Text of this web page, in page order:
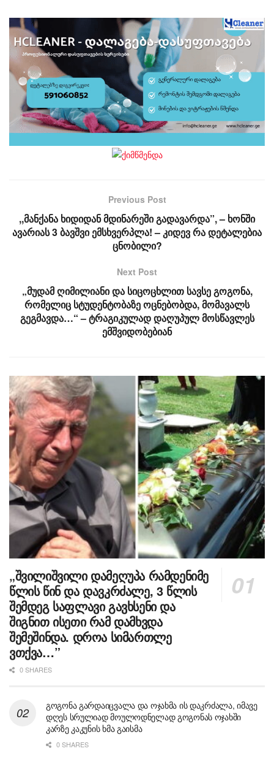
Previous Post
,,მანქანა ხიდიდან მდინარეში გადავარდა”, – ხონში
ავარიას 3 ბავშვი ემსხვერპლა! – კიდევ რა დეტალებია
ცნობილი?
Next Post
„მუდამ ღიმილიანი და სიცოცხლით სავსე გოგონა,
რომელიც სტუდენტობაზე ოცნებობდა, მომავალს
გეგმავდა…“ – ტრაგიკულად დაღუპულ მოსწავლეს
ემშვიდობებიან
„შვილიშვილი დამეღუპა რამდენიმე
წლის წინ და დავკრძალე, 3 წლის
შემდეგ საფლავი გავხსენი და
შიგნით ისეთი რამ დამხვდა
შემეშინდა. დროა სიმართლე
ვთქვა…”
0 SHARES
გოგონა გარდაიცვალა და ოჯახმა ის დაკრძალა, იმავე
დღეს სრულიად მოულოდნელად გოგონას ოჯახში
კარზე კაკუნის ხმა გაისმა
0 SHARES